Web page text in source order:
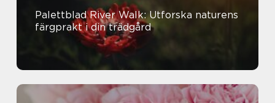
Palettblad River Walk: Utforska naturens
färgprakt i din trädgård